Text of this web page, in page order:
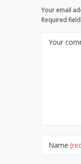
Your email
Required
Your
Name